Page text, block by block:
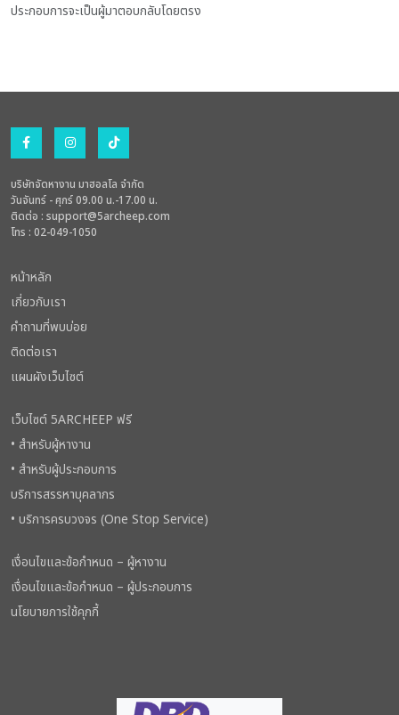
ประกอบการจะเป็นผู้มาตอบกลับโดยตรง
บริษัทจัดหางาน มาฮอลโล จำกัด
วันจันทร์ - ศุกร์ 09.00 น.-17.00 น.
ติดต่อ : support@5archeep.com
โทร : 02-049-1050
หน้าหลัก
เกี่ยวกับเรา
คำถามที่พบบ่อย
ติดต่อเรา
แผนผังเว็บไซต์
เว็บไซต์ 5ARCHEEP ฟรี
• สำหรับผู้หางาน
• สำหรับผู้ประกอบการ
บริการสรรหาบุคลากร
• บริการครบวงจร (One Stop Service)
เงื่อนไขและข้อกำหนด – ผู้หางาน
เงื่อนไขและข้อกำหนด – ผู้ประกอบการ
นโยบายการใช้คุกกี้